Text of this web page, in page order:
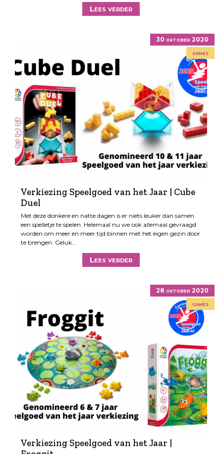
Lees verder
30 oktober 2020
games
Verkiezing Speelgoed van het Jaar | Cube
Duel
Met deze donkere en natte dagen is er niets leuker dan samen
een spelletje te spelen. Helemaal nu we ook allemaal gevraagd
worden om meer en meer tijd binnen met het eigen gezin door
te brengen. Geluk…
Lees verder
28 oktober 2020
games
Verkiezing Speelgoed van het Jaar |